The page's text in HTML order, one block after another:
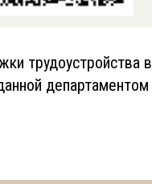
трудоустройства в
департаментом